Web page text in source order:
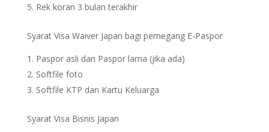
Rek koran 3 bulan terakhir
Syarat Visa Waiver Japan bagi pemegang E-Paspor
Paspor asli dan Paspor lama (jika ada)
Softfile foto
Softfile KTP dan Kartu Keluarga
Syarat Visa Bisnis Japan